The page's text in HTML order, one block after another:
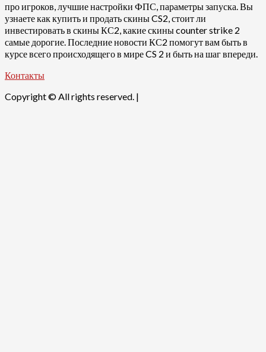
про игроков, лучшие настройки ФПС, параметры запуска. Вы
узнаете как купить и продать скины CS2, стоит ли
инвестировать в скины КС2, какие скины counter strike 2
самые дорогие. Последние новости КС2 помогут вам быть в
курсе всего происходящего в мире CS 2 и быть на шаг впереди.
Контакты
Copyright © All rights reserved. |